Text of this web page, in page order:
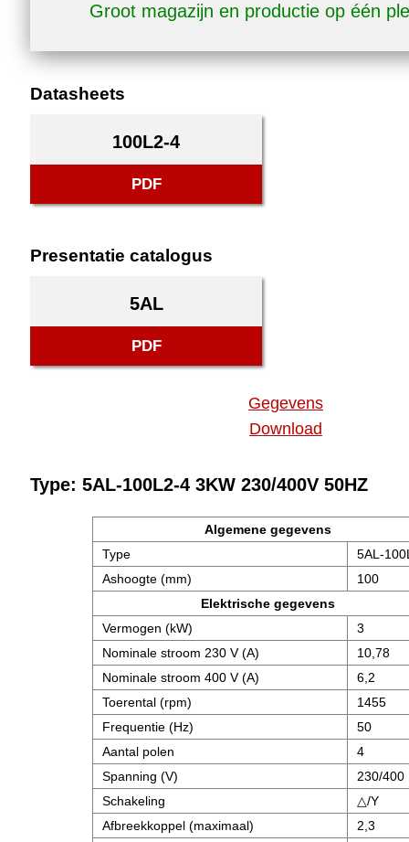
Groot magazijn en productie op één
Datasheets
100L2-4
PDF
Presentatie catalogus
5AL
PDF
Gegevens
Download
Type: 5AL-100L2-4 3KW 230/400V 50HZ
Algemene gegevens
Type
5AL-
Ashoogte (mm)
100
Elektrische gegevens
Vermogen (kW)
3
Nominale stroom 230 V (A)
10,78
Nominale stroom 400 V (A)
6,2
Toerental (rpm)
1455
Frequentie (Hz)
50
Aantal polen
4
Spanning (V)
230/400
Schakeling
△/Y
Afbreekkoppel (maximaal)
2,3